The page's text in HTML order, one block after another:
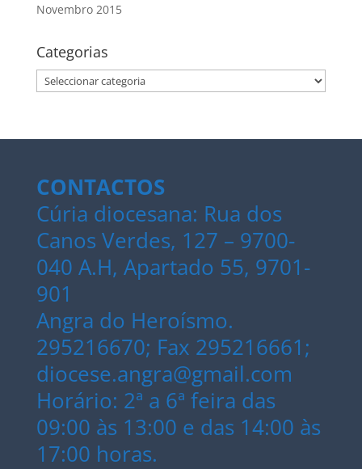
Novembro 2015
Categorias
Categorias
CONTACTOS
Cúria diocesana: Rua dos
Canos Verdes, 127 – 9700-
040 A.H, Apartado 55, 9701-
901
Angra do Heroísmo.
295216670; Fax 295216661;
diocese.angra@gmail.com
Horário: 2ª a 6ª feira das
09:00 às 13:00 e das 14:00 às
17:00 horas.